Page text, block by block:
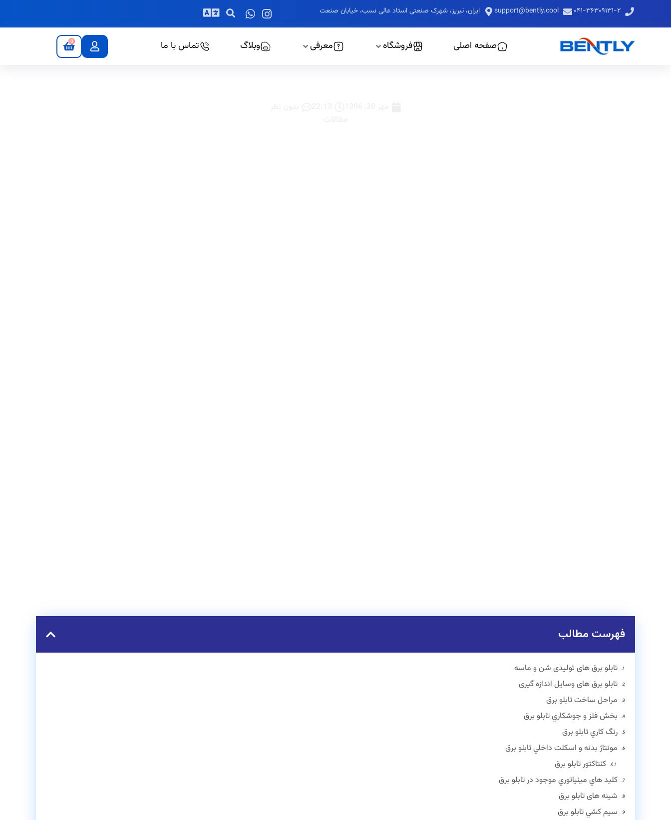
۰۴۱-۳۶۳۰۹۱۳۱-۲ support@bently.cool ایران، تبریز، شهرک صنعتی استاد عالی نسب، خیابان صنعت
صفحه اصلی فروشگاه معرفی وبلاگ تماس با ما 0
فهرست مطالب
تابلو برق های تولیدی شن و ماسه
تابلو برق های وسایل اندازه گیری
مراحل ساخت تابلو برق
بخش فلز و جوشكاري تابلو برق
رنگ كاري تابلو برق
مونتاژ بدنه و اسكلت داخلي تابلو برق
كنتاكتور تابلو برق
كليد هاي مينياتوري موجود در تابلو برق
شينه های تابلو برق
سيم كشي تابلو برق